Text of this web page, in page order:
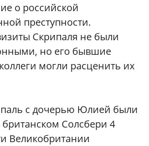
о российской
преступности.
Скрипаля не были
но его бывшие
могли расценить их
с дочерью Юлией были
Солсбери 4
Великобритании